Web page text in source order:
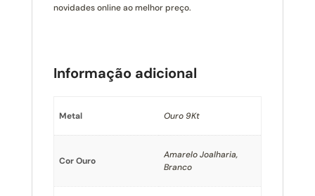
novidades online ao melhor preço.
Informação adicional
Metal Ouro 9Kt
Cor Ouro
Amarelo Joalharia,
Branco